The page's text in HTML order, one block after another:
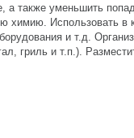
также уменьшить
химию. Использовать в
и т.д.
гриль и т.п.).